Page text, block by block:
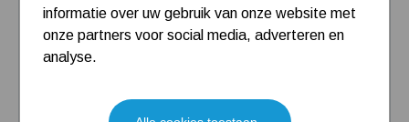
Beregeningspomp
Dompelpomp
informatie over uw gebruik van onze website met
onze partners voor social media, adverteren en
analyse.